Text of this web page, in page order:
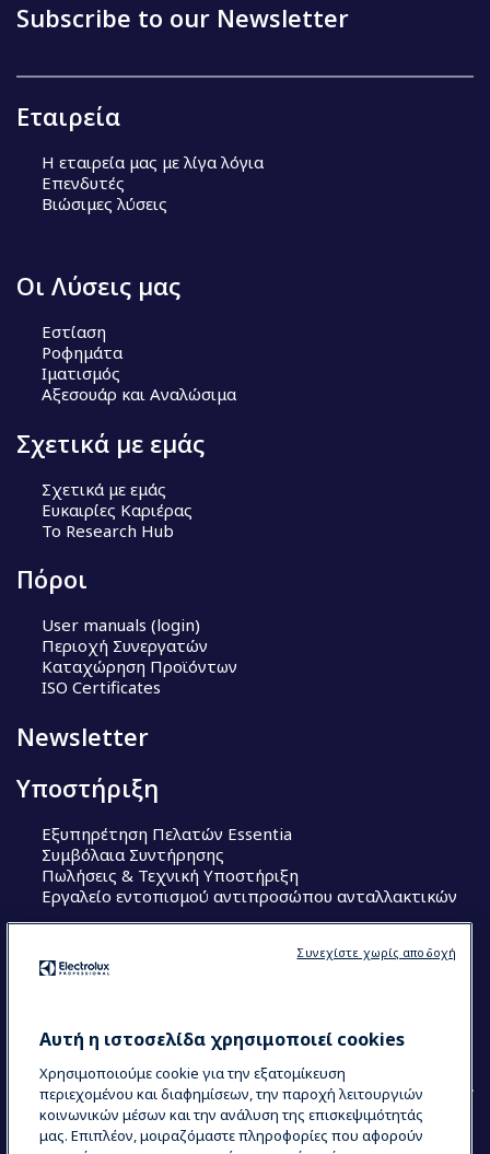
Subscribe to our Newsletter
Εταιρεία
Η εταιρεία μας με λίγα λόγια
Επενδυτές
Βιώσιμες λύσεις
Οι Λύσεις μας
Εστίαση
Ροφημάτα
Ιματισμός
Αξεσουάρ και Αναλώσιμα
Σχετικά με εμάς
Σχετικά με εμάς
Ευκαιρίες Καριέρας
Το Research Hub
Πόροι
User manuals (login)
Περιοχή Συνεργατών
Καταχώρηση Προϊόντων
ISO Certificates
Newsletter
Υποστήριξη
Εξυπηρέτηση Πελατών Essentia
Συμβόλαια Συντήρησης
Πωλήσεις & Τεχνική Υποστήριξη
Εργαλείο εντοπισμού αντιπροσώπου ανταλλακτικών
Electrolux Professional Ακαδημία Chef
Αυτή η ιστοσελίδα χρησιμοποιεί cookies
Χρησιμοποιούμε cookie για την εξατομίκευση
περιεχομένου και διαφημίσεων, την παροχή λειτουργιών
κοινωνικών μέσων και την ανάλυση της επισκεψιμότητάς
μας. Επιπλέον, μοιραζόμαστε πληροφορίες που αφορούν
Συνεχίστε χωρίς αποδοχή